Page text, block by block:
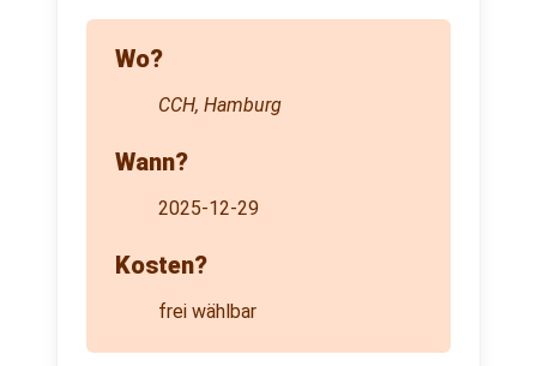
Wo?
CCH, Hamburg
Wann?
2025-12-29
Kosten?
frei wählbar